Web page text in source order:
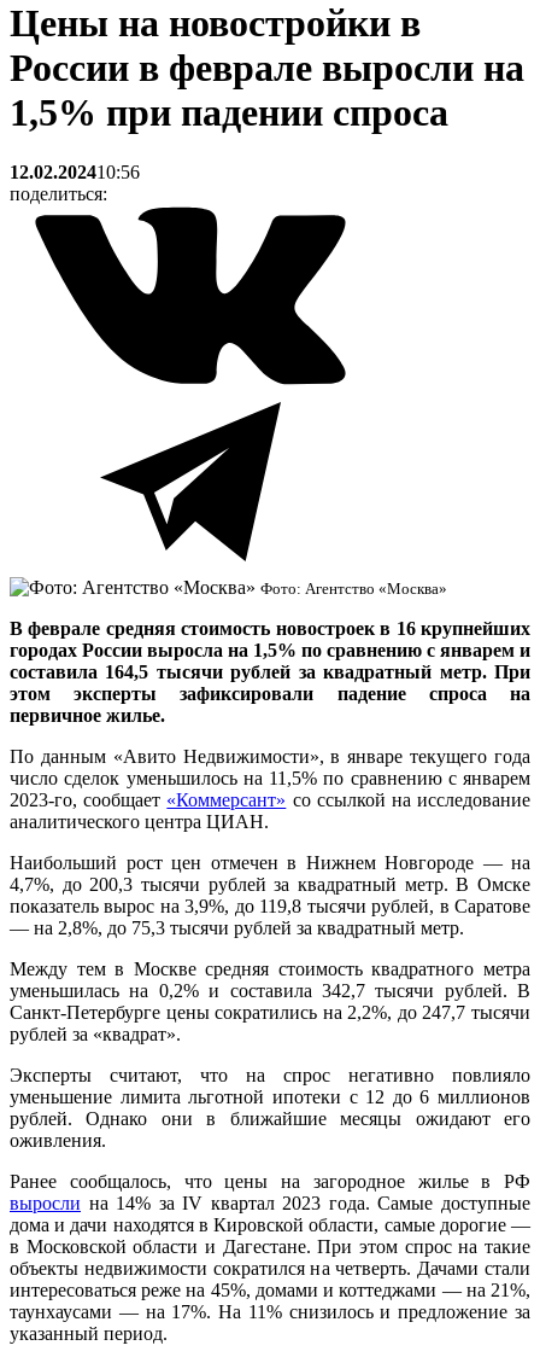
Цены на новостройки в
России в феврале выросли на
1,5% при падении спроса
12.02.202410:56
поделиться:
Фото: Агентство «Москва»
В феврале средняя стоимость новостроек в 16 крупнейших
городах России выросла на 1,5% по сравнению с январем и
составила 164,5 тысячи рублей за квадратный метр. При
этом эксперты зафиксировали падение спроса на
первичное жилье.
По данным «Авито Недвижимости», в январе текущего года
число сделок уменьшилось на 11,5% по сравнению с январем
2023-го, сообщает «Коммерсант» со ссылкой на исследование
аналитического центра ЦИАН.
Наибольший рост цен отмечен в Нижнем Новгороде — на
4,7%, до 200,3 тысячи рублей за квадратный метр. В Омске
показатель вырос на 3,9%, до 119,8 тысячи рублей, в Саратове
— на 2,8%, до 75,3 тысячи рублей за квадратный метр.
Между тем в Москве средняя стоимость квадратного метра
уменьшилась на 0,2% и составила 342,7 тысячи рублей. В
Санкт-Петербурге цены сократились на 2,2%, до 247,7 тысячи
рублей за «квадрат».
Эксперты считают, что на спрос негативно повлияло
уменьшение лимита льготной ипотеки с 12 до 6 миллионов
рублей. Однако они в ближайшие месяцы ожидают его
оживления.
Ранее сообщалось, что цены на загородное жилье в РФ
выросли на 14% за IV квартал 2023 года. Самые доступные
дома и дачи находятся в Кировской области, самые дорогие —
в Московской области и Дагестане. При этом спрос на такие
объекты недвижимости сократился на четверть. Дачами стали
интересоваться реже на 45%, домами и коттеджами — на 21%,
таунхаусами — на 17%. На 11% снизилось и предложение за
указанный период.